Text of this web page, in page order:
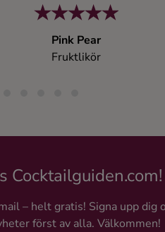
Pink Pear
Fruktlikör
Cocktailguiden.com!
– helt gratis! Signa upp dig
först av alla. Välkommen!